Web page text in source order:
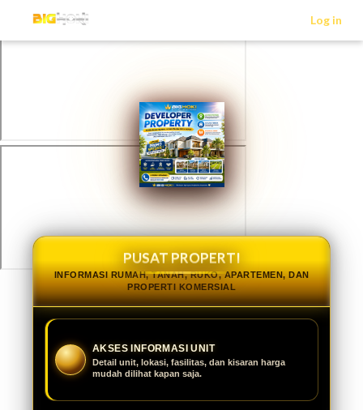
Log in
PUSAT PROPERTI
INFORMASI RUMAH, TANAH, RUKO, APARTEMEN, DAN
PROPERTI KOMERSIAL
AKSES INFORMASI UNIT
Detail unit, lokasi, fasilitas, dan kisaran harga
mudah dilihat kapan saja.